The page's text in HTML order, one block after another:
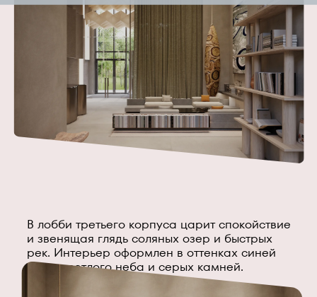
В лобби третьего корпуса царит спокойствие
и звенящая глядь соляных озер и быстрых
рек. Интерьер оформлен в оттенках синей
воды, светлого неба и серых камней.